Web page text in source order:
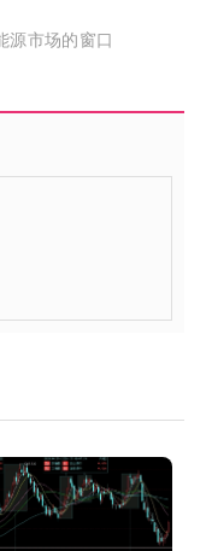
源市场的窗口